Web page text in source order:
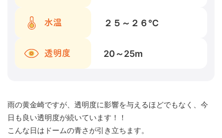
水温 ２５～２６℃
透明度 20～25m
雨の黄金崎ですが、透明度に影響を与えるほどでもなく、今
日も良い透明度が続いています！！
こんな日はドームの青さが引き立ちます。